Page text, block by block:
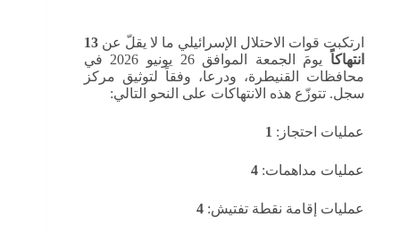
ارتكبت قوات الاحتلال الإسرائيلي ما لا يقلّ عن13
انتهاكاً
يومَ الجمعة الموافق 26 يونيو 2026 في
محافظات القنيطرة، ودرعا، وفقاً لتوثيق مركز
سجل. تتوزّع هذه الانتهاكات على النحو التالي:
عمليات احتجاز: 1
عمليات مداهمات: 4
عمليات إقامة نقطة تفتيش: